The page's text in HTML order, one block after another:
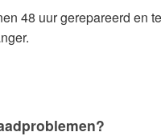
48 uur gerepareerd en